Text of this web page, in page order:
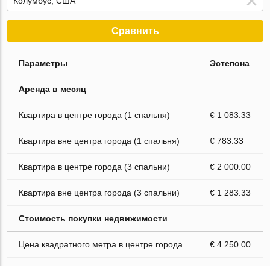
Сравнить
Параметры Эстепона
Аренда в месяц
Квартира в центре города (1 спальня) € 1 083.33
Квартира вне центра города (1 спальня) € 783.33
Квартира в центре города (3 спальни) € 2 000.00
Квартира вне центра города (3 спальни) € 1 283.33
Стоимость покупки недвижимости
Цена квадратного метра в центре города € 4 250.00